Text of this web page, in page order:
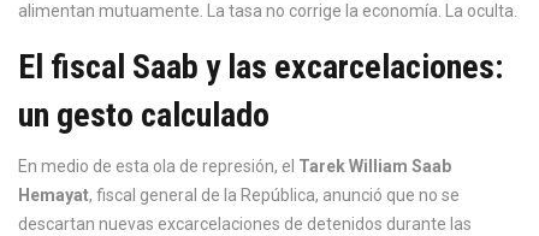
alimentan mutuamente. La tasa no corrige la economía. La oculta.
El fiscal Saab y las excarcelaciones:
un gesto calculado
En medio de esta ola de represión, el Tarek William Saab
Hemayat, fiscal general de la República, anunció que no se
descartan nuevas excarcelaciones de detenidos durante las